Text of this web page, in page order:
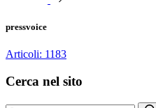
pressvoice
Articoli: 1183
Cerca nel sito